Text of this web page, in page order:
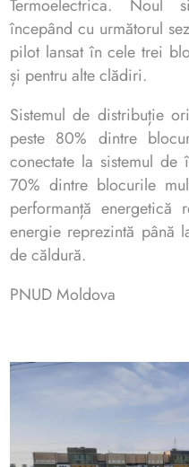
Termoelectrica. Noul
începând cu următorul
pilot lansat în cele trei
și pentru alte clădiri.
Sistemul de distribuție
peste 80% dintre
conectate la sistemul de
70% dintre blocurile
performanță
energie reprezintă până
de căldură.
PNUD Moldova